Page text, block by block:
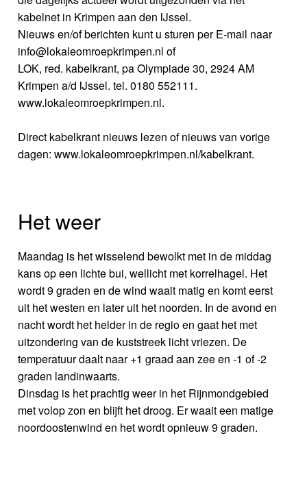
kabelnet in Krimpen aan den IJssel.
Nieuws en/of berichten kunt u sturen per E-mail naar
info@lokaleomroepkrimpen.nl of
LOK, red. kabelkrant, pa Olympiade 30, 2924 AM
Krimpen a/d IJssel. tel. 0180 552111.
www.lokaleomroepkrimpen.nl.
Direct kabelkrant nieuws lezen of nieuws van vorige
dagen: www.lokaleomroepkrimpen.nl/kabelkrant.
Het weer
Maandag is het wisselend bewolkt met in de middag
kans op een lichte bui, wellicht met korrelhagel. Het
wordt 9 graden en de wind waait matig en komt eerst
uit het westen en later uit het noorden. In de avond en
nacht wordt het helder in de regio en gaat het met
uitzondering van de kuststreek licht vriezen. De
temperatuur daalt naar +1 graad aan zee en -1 of -2
graden landinwaarts.
Dinsdag is het prachtig weer in het Rijnmondgebied
met volop zon en blijft het droog. Er waait een matige
noordoostenwind en het wordt opnieuw 9 graden.